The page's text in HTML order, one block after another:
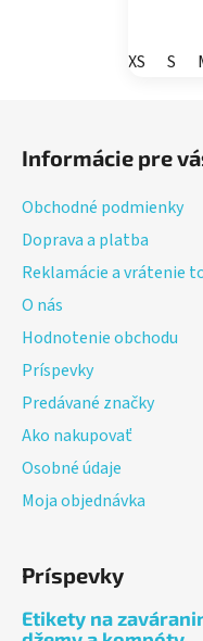
XS S
Informácie pre
Obchodné podmienky
Doprava a platba
Reklamácie a vrátenie
O nás
Hodnotenie obchodu
Príspevky
Predávané značky
Ako nakupovať
Osobné údaje
Moja objednávka
Príspevky
Etikety na